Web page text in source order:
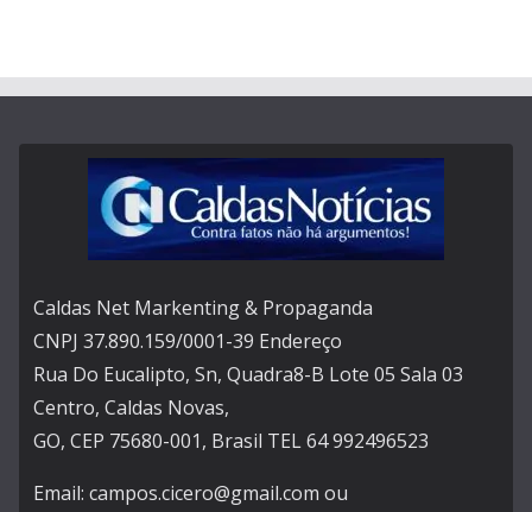
Caldas Net Markenting & Propaganda
CNPJ 37.890.159/0001-39 Endereço
Rua Do Eucalipto, Sn, Quadra8-B Lote 05 Sala 03
Centro, Caldas Novas,
GO, CEP 75680-001, Brasil TEL 64 992496523
Email: campos.cicero@gmail.com ou